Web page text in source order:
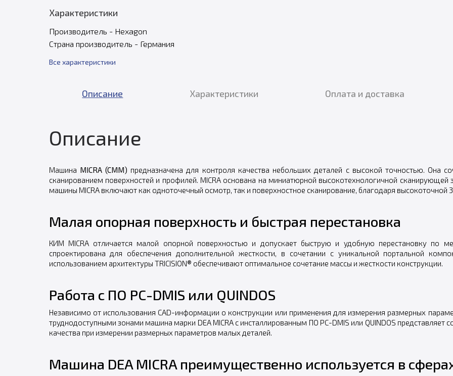
Характеристики
Производитель - Hexagon
Страна производитель - Германия
Все характеристики
Описание Характеристики Оплата и доставка
Описание
Машина MICRA (CMM) предназначена для контроля качества небольших деталей с высокой точностью. Она
сканированием поверхностей и профилей. MICRA основана на миниатюрной высокотехнологичной сканирующей
машины MICRA включают как одноточечный осмотр, так и поверхностное сканирование, благодаря
Малая опорная поверхность и быстрая перестановка
КИМ MICRA отличается малой опорной поверхностью и допускает быструю и удобную перестановку по
спроектирована для обеспечения дополнительной жесткости, в сочетании с уникальной портальной
использованием архитектуры TRICISION® обеспечивают оптимальное сочетание массы и жесткости конструкции.
Работа с ПО PC-DMIS или QUINDOS
Независимо от использования CAD-информации о конструкции или применения для измерения размерных
труднодоступными зонами машина марки DEA MICRA с инсталлированным ПО PC-DMIS или QUINDOS
качества при измерении размерных параметров малых деталей.
Машина DEA MICRA преимущественно используется в